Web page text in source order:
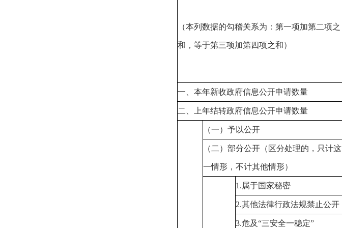
（本列数据的勾稽关系为：第一项加第二项之
和，等于第三项加第四项之和）
一、本年新收政府信息公开申请数量
二、上年结转政府信息公开申请数量
（一）予以公开
（二）部分公开（区分处理的，只计这
一情形，不计其他情形）
1.属于国家秘密
2.其他法律行政法规禁止公开
3.危及“三安全一稳定”